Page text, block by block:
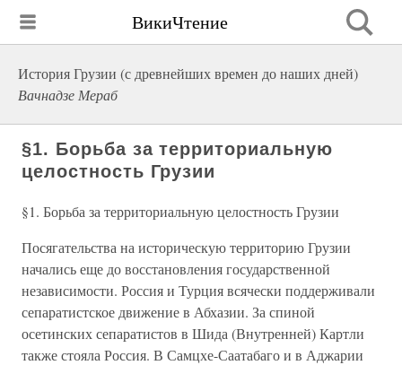
ВикиЧтение
История Грузии (с древнейших времен до наших дней)
Вачнадзе Мераб
§1. Борьба за территориальную
целостность Грузии
§1. Борьба за территориальную целостность Грузии
Посягательства на историческую территорию Грузии
начались еще до восстановления государственной
независимости. Россия и Турция всячески поддерживали
сепаратистское движение в Абхазии. За спиной
осетинских сепаратистов в Шида (Внутренней) Картли
также стояла Россия. В Самцхе-Саатабаго и в Аджарии